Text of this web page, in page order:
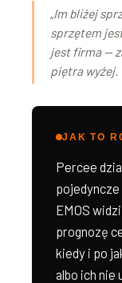
„Im bliżej
sprzętem
jest firma —
piętra wyżej.
JAK TO
Percee
EMOS
prognozę
kiedy i po
albo ich nie